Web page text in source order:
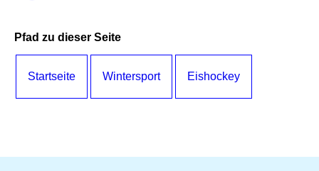
Pfad zu dieser Seite
Startseite Wintersport Eishockey